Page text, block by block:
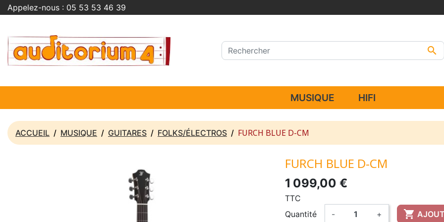
Appelez-nous : 05 53 53 46 39

MUSIQUE HIFI
ACCUEIL MUSIQUE GUITARES FOLKS/ÉLECTROS FURCH BLUE D-CM
FURCH BLUE D-CM
1 099,00 €
TTC
Quantité
- + 